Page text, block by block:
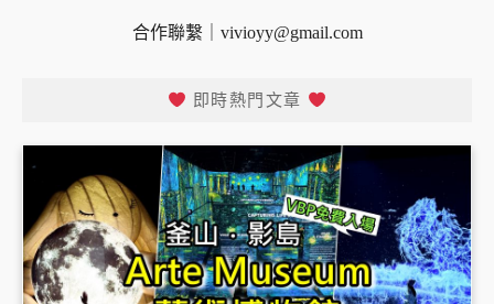
合作聯繫｜ vivioyy@gmail.com
即時熱門文章